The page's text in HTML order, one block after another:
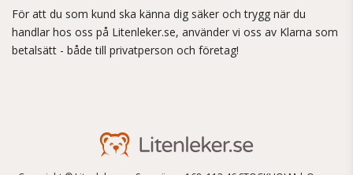
För att du som kund ska känna dig säker och trygg när du
handlar hos oss på Litenleker.se, använder vi oss av Klarna som
betalsätt - både till privatperson och företag!